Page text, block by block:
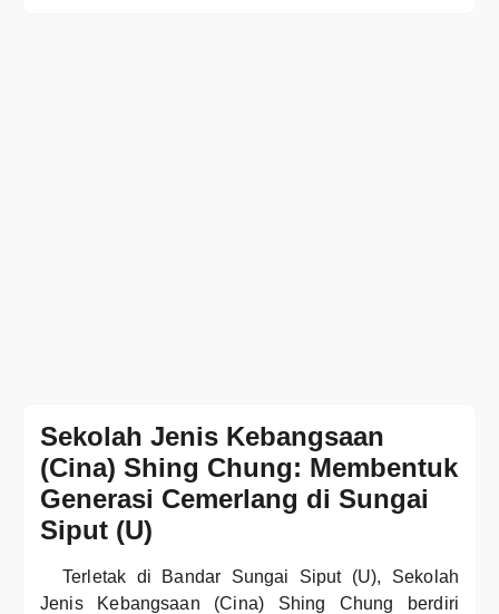
Sekolah Jenis Kebangsaan
(Cina) Shing Chung: Membentuk
Generasi Cemerlang di Sungai
Siput (U)
Terletak di Bandar Sungai Siput (U), Sekolah
Jenis Kebangsaan (Cina) Shing Chung berdiri